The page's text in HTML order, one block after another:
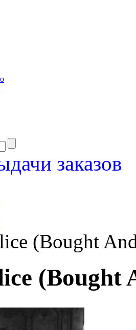
заказов
(Bought
(Bought